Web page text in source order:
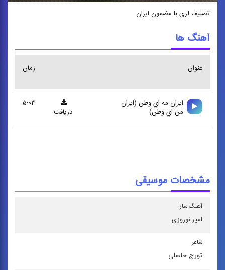
تصنیف لری با مضمون ایران
آهنگ ها
عنوان زمان
ايران مه اي وطن (ايران
من اي وطن)
۵:۰۳
دریافت
مشخصات موسیقی
آهنگ ساز
امیر نوروزی
شاعر
تورج حاصلی